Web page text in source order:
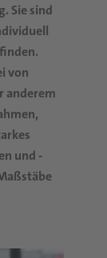
Sie sind
von
anderem
und -